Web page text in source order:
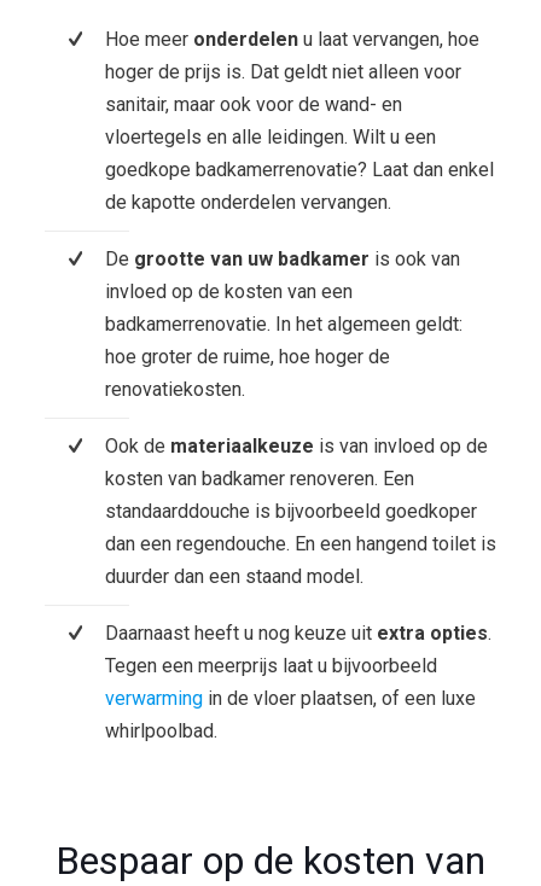
Hoe meer onderdelenu laat vervangen, hoe
hoger de prijs is. Dat geldt niet alleen voor
sanitair, maar ook voor de wand- en
vloertegels en alle leidingen. Wilt u een
goedkope badkamerrenovatie? Laat dan enkel
de kapotte onderdelen vervangen.
De grootte van uw badkamer is ook van
invloed op de kosten van een
badkamerrenovatie. In het algemeen geldt:
hoe groter de ruime, hoe hoger de
renovatiekosten.
Ook de materiaalkeuze is van invloed op de
kosten van badkamer renoveren. Een
standaarddouche is bijvoorbeeld goedkoper
dan een regendouche. En een hangend toilet is
duurder dan een staand model.
Daarnaast heeft u nog keuze uit extra opties.
Tegen een meerprijs laat u bijvoorbeeld
verwarmingin de vloer plaatsen, of een luxe
whirlpoolbad.
Bespaar op de kosten van